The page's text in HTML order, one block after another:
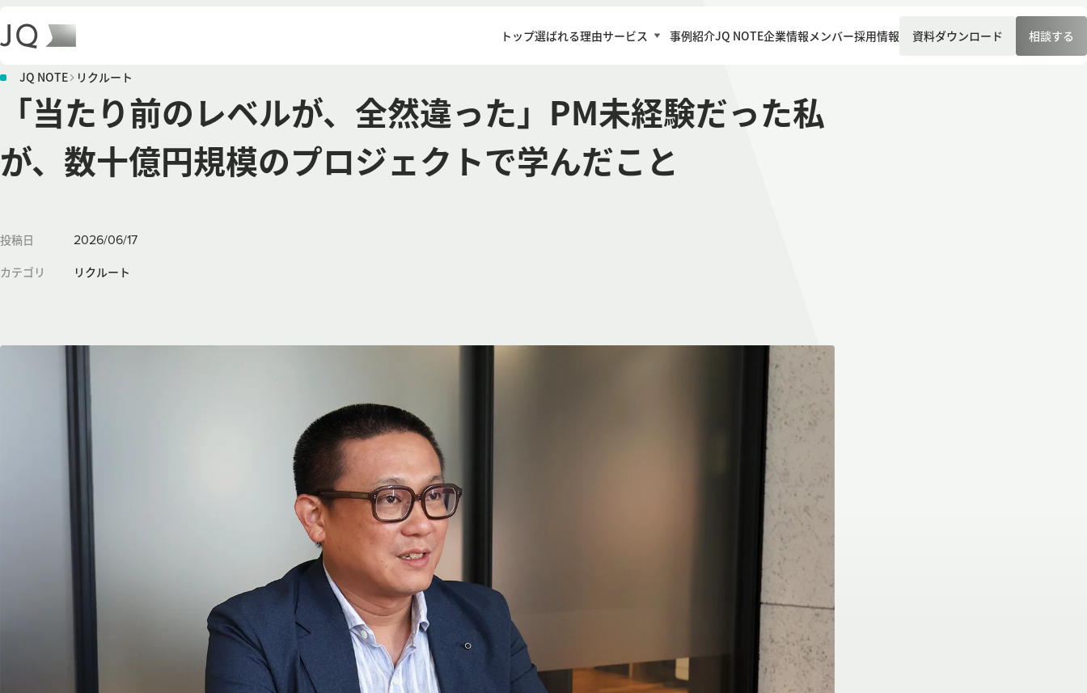
トップ選ばれる理由サービス 事例紹介JQ NOTE企業情報 メンバー採用情報 資料ダウンロード 相談する
「当たり前のレベルが、全然違った」PM未経験だった私
が、数十億円規模のプロジェクトで学んだこと
JQ NOTE リクルート
投稿日 2026/06/17
カテゴリ リクルート